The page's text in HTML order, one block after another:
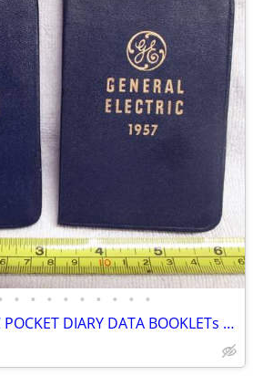
• • • • • • • • •
2 GENERAL ELECTRIC POCKET DIARY DATA BOOKLETs CLEAN-NO-NOTES 1957+1958